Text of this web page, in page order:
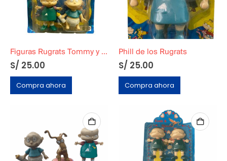
Figuras Rugrats Tommy y Philli
S/ 25.00
Compra ahora
Phill de los Rugrats
S/ 25.00
Compra ahora